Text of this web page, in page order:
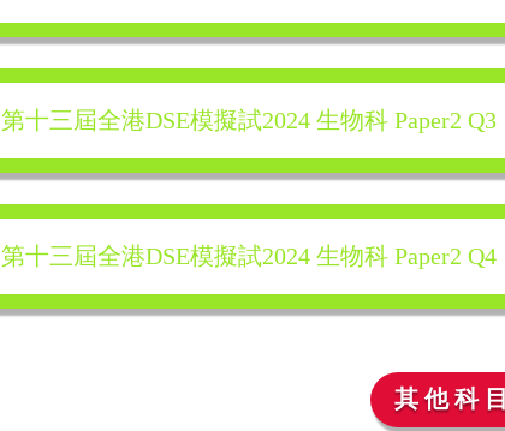
第十三屆全港DSE模擬試2024 生物科 Paper2 Q3
第十三屆全港DSE模擬試2024 生物科 Paper2 Q4
其他科目